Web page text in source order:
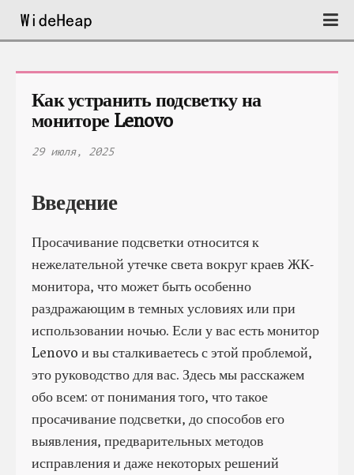
Как устранить подсветку на
мониторе Lenovo
29 июля, 2025
Введение
Просачивание подсветки относится к
нежелательной утечке света вокруг краев ЖК-
монитора, что может быть особенно
раздражающим в темных условиях или при
использовании ночью. Если у вас есть монитор
Lenovo и вы сталкиваетесь с этой проблемой,
это руководство для вас. Здесь мы расскажем
обо всем: от понимания того, что такое
просачивание подсветки, до способов его
выявления, предварительных методов
исправления и даже некоторых решений